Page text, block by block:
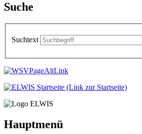
Suche
Suchtext
Hauptmenü